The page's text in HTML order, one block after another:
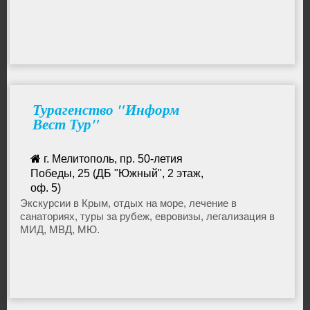
Турагенство "Информ
Вест Тур"
г. Мелитополь, пр. 50-летия
Победы, 25 (ДБ "Южный", 2 этаж,
оф. 5)
067-703-66-97
infovest@mail.ru
Экскурсии в Крым, отдых на море, лечение в
санаториях, туры за рубеж, евровизы, легализация в
МИД, МВД, МЮ.